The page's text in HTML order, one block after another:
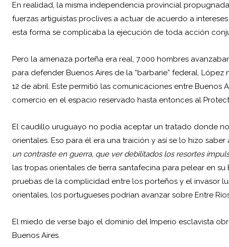
En realidad, la misma independencia provincial
fuerzas artiguistas proclives a actuar de acuerdo a
esta forma se complicaba la ejecución de toda acción
Pero la amenaza porteña era real, 7.000 hombres
para defender Buenos Aires de la “barbarie” federal.
12 de abril. Este permitió las comunicaciones entre
comercio en el espacio reservado hasta entonces al
El caudillo uruguayo no podía aceptar un tratado donde
orientales. Eso para él era una traición y así se lo hizo saber
un contraste en guerra, que ver debilitados los resortes
las tropas orientales de tierra santafecina para pelear en
pruebas de la complicidad entre los porteños y el invasor
orientales, los portugueses podrían avanzar sobre Entre
El miedo de verse bajo el dominio del Imperio esclavista
Buenos Aires.